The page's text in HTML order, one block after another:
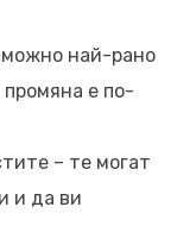
най-рано
промяна е по-
– те могат
и да ви